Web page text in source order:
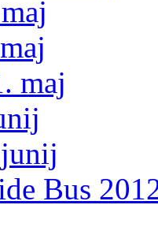
maj
Bus